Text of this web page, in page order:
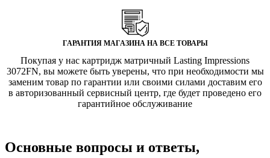
ГАРАНТИЯ МАГАЗИНА НА ВСЕ ТОВАРЫ
Покупая у нас картридж матричный Lasting Impressions
3072FN, вы можете быть уверены, что при необходимости мы
заменим товар по гарантии или своими силами доставим его
в авторизованный сервисный центр, где будет проведено его
гарантийное обслуживание
Основные вопросы и ответы,